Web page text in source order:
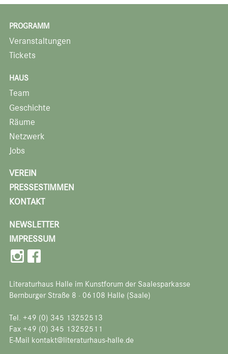
PROGRAMM
Veranstaltungen
Tickets
HAUS
Team
Geschichte
Räume
Netzwerk
Jobs
VEREIN
PRESSESTIMMEN
KONTAKT
NEWSLETTER
IMPRESSUM
Literaturhaus Halle im Kunstforum der Saalesparkasse
Bernburger Straße 8 · 06108 Halle (Saale)
Tel. +49 (0) 345 13252513
Fax +49 (0) 345 13252511
E-Mail kontakt@literaturhaus-halle.de